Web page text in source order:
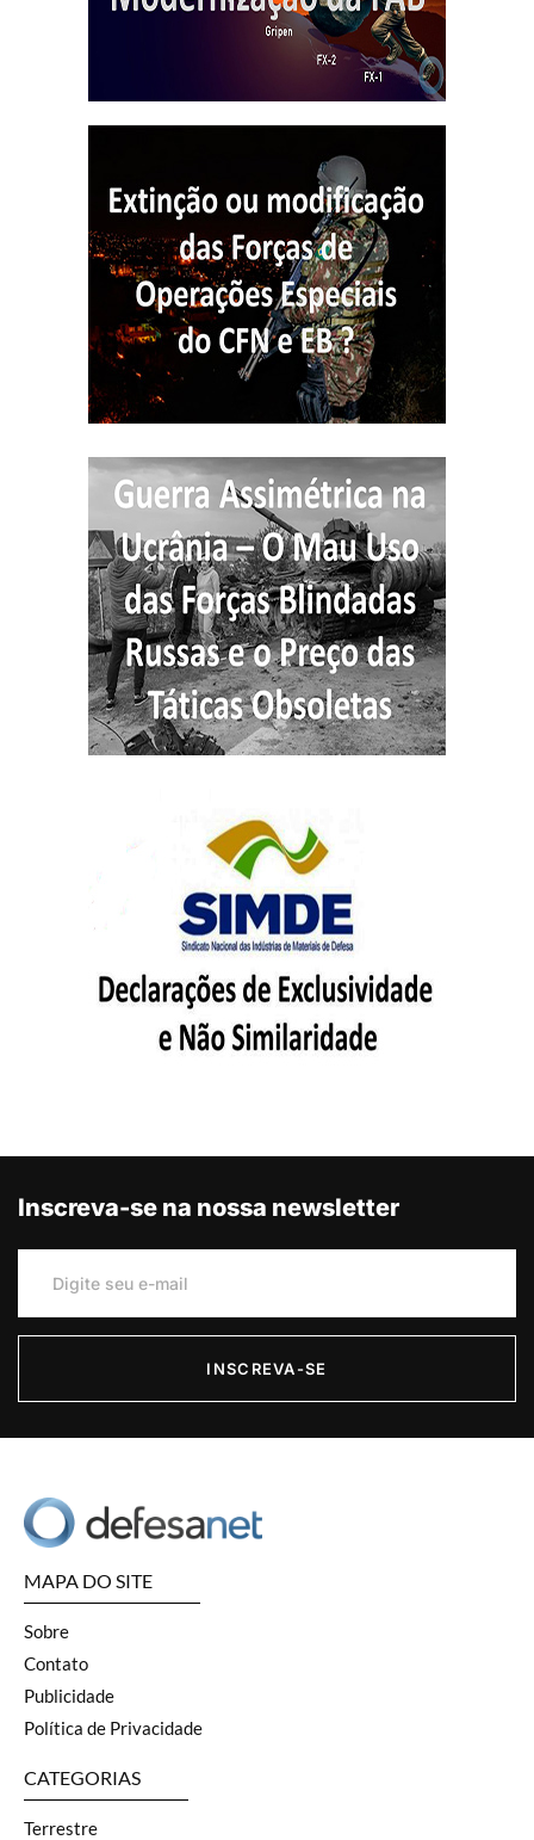
Inscreva-se na nossa newsletter
INSCREVA-SE
MAPA DO SITE
Sobre
Contato
Publicidade
Política de Privacidade
CATEGORIAS
Terrestre